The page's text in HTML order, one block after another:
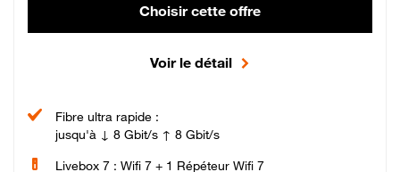
Choisir cette offre
Voir le détail
Fibre ultra rapide :
jusqu'à ↓ 8 Gbit/s ↑ 8 Gbit/s
Livebox 7 : Wifi 7 + 1 Répéteur Wifi 7